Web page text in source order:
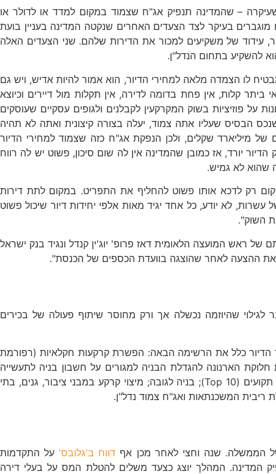
הצעה שעיקרה – שהמדינה תנפיק אג"ח שצמוד במקום למדד או לדולר או
בעיקר לצד הצעדים האחרים שנקטה המדינה בעניין בועת
עידוד של משקיעים למכור את הדירות שלהם. שני הצעדים האלה
להשקיע בתחום הנדל"ן.
לו הצמדה מלאה למחירי הדיור, הוא אמור להיות אדיש, ויש גם
ביתר קלות, אין פחת בדומה לדירה, אין תקלות מול דיירים וכיוצא
על פוזיציות בשוק המקרקעין לקבלנים ולגופים עסקיים שעוסקים
הבסיס שעליו אתה צמוד, יעלה בצורה קיצונית ואתה לא תהיה
של מיליארד שקלים, ולכן הנפקת אג"ח כזה שצמוד למחירי הדיור
יורד, אז כמובן שהמדינה אין לה שום סיכון, פשוט יש לה רווח
שהוא לא גמיש.
רק לדכא אותו פשוט להחליף את התפריט. במקום לתת דירות
עשרות, לא יודע, כל אחד יגיד מאות אלפי יחידות דיור שיכול פשוט
השוק".
תל אביב 4 שנים לאחר מכן – התברר שלמרות תמיכתם של ראש המועצה הלאומית דאז פרופ' יוג'ין קנדל ונגיד בנק ישראל
ההצעה לאחר שהוצגה בוועדת הכספים של הכנסת".
שהיוזמה נכשלה אך ורק מחוסר שיתוף פעולה של בכירים
הדיור כלל את הרשימה הבאה: הפשרת קרקעות חקלאיות (רפורמת
חלוקת הארנונה להגדלת הבניה למגורים על חשבון בניה לתעשייה
ולשירותים; הקטנת גודל הדירות ע"י הרשויות המקומיות; התחדשות עירונית – פינוי בינוי ותמ"א 38; התמקדות בקידום פרויקטים גדולים תקועים (10 Top); בניה לגובה; מיצוי קרקע במבני ציבור, גנים, בתי
ריבית המשכנתאות ואג"ח צמוד נדל"ן.
של הממשלה. שנה וחצי לאחר מכן אף דווח ב'גלובס' על התקדמות
המדינה. המהלך יוצג כצעד משלים להטלת המס על בעלי דירה